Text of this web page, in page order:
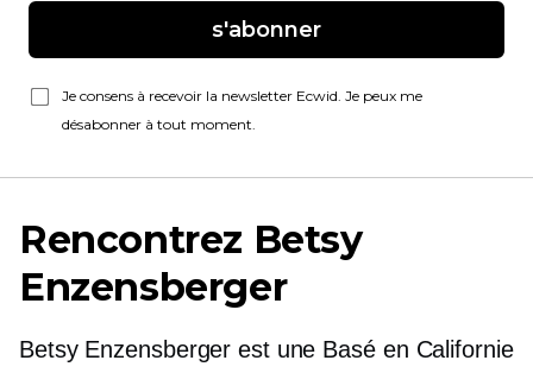
s'abonner
Je consens à recevoir la newsletter Ecwid. Je peux me
désabonner à tout moment.
Rencontrez Betsy
Enzensberger
Betsy Enzensberger est une Basé en Californie